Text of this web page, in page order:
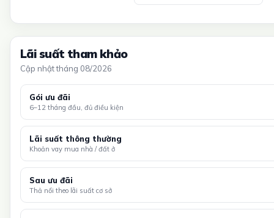
Lãi suất tham khảo
Cập nhật tháng 08/2026
Gói ưu đãi
6–12 tháng đầu, đủ điều kiện
Lãi suất thông thường
Khoản vay mua nhà / đất ở
Sau ưu đãi
Thả nổi theo lãi suất cơ sở